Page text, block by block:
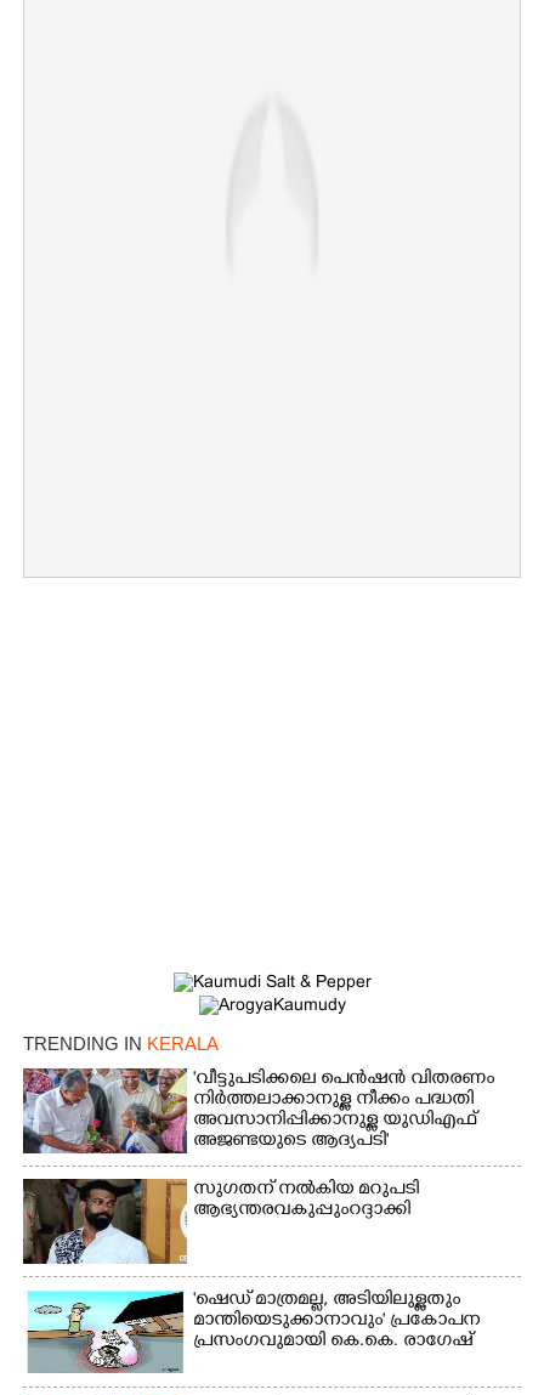
TRENDING IN KERALA
'വീട്ടുപടിക്കലെ പെൻഷൻ വിതരണം
നിർത്തലാക്കാനുള്ള നീക്കം പദ്ധതി
അവസാനിപ്പിക്കാനുള്ള യുഡിഎഫ്
അജണ്ടയുടെ ആദ്യപടി'
സുഗതന് നൽകിയ മറുപടി
ആഭ്യന്തരവകുപ്പും റദ്ദാക്കി
'ഷെഡ് മാത്രമല്ല, അടിയിലുള്ളതും
മാന്തിയെടുക്കാനാവും' പ്രകോപന
പ്രസംഗവുമായി കെ.കെ. രാഗേഷ്